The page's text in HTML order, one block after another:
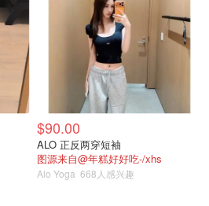
$90.00
ALO 正反两穿短袖
图源来自@年糕好好吃-/xhs
Alo Yoga 668人感兴趣